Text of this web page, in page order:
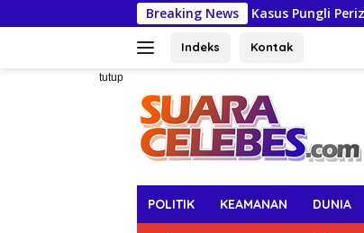
ke
Breaking News
Kasus Pungli Perizinan,
Indeks Kontak
tutup
POLITIK KEAMANAN DUNIA